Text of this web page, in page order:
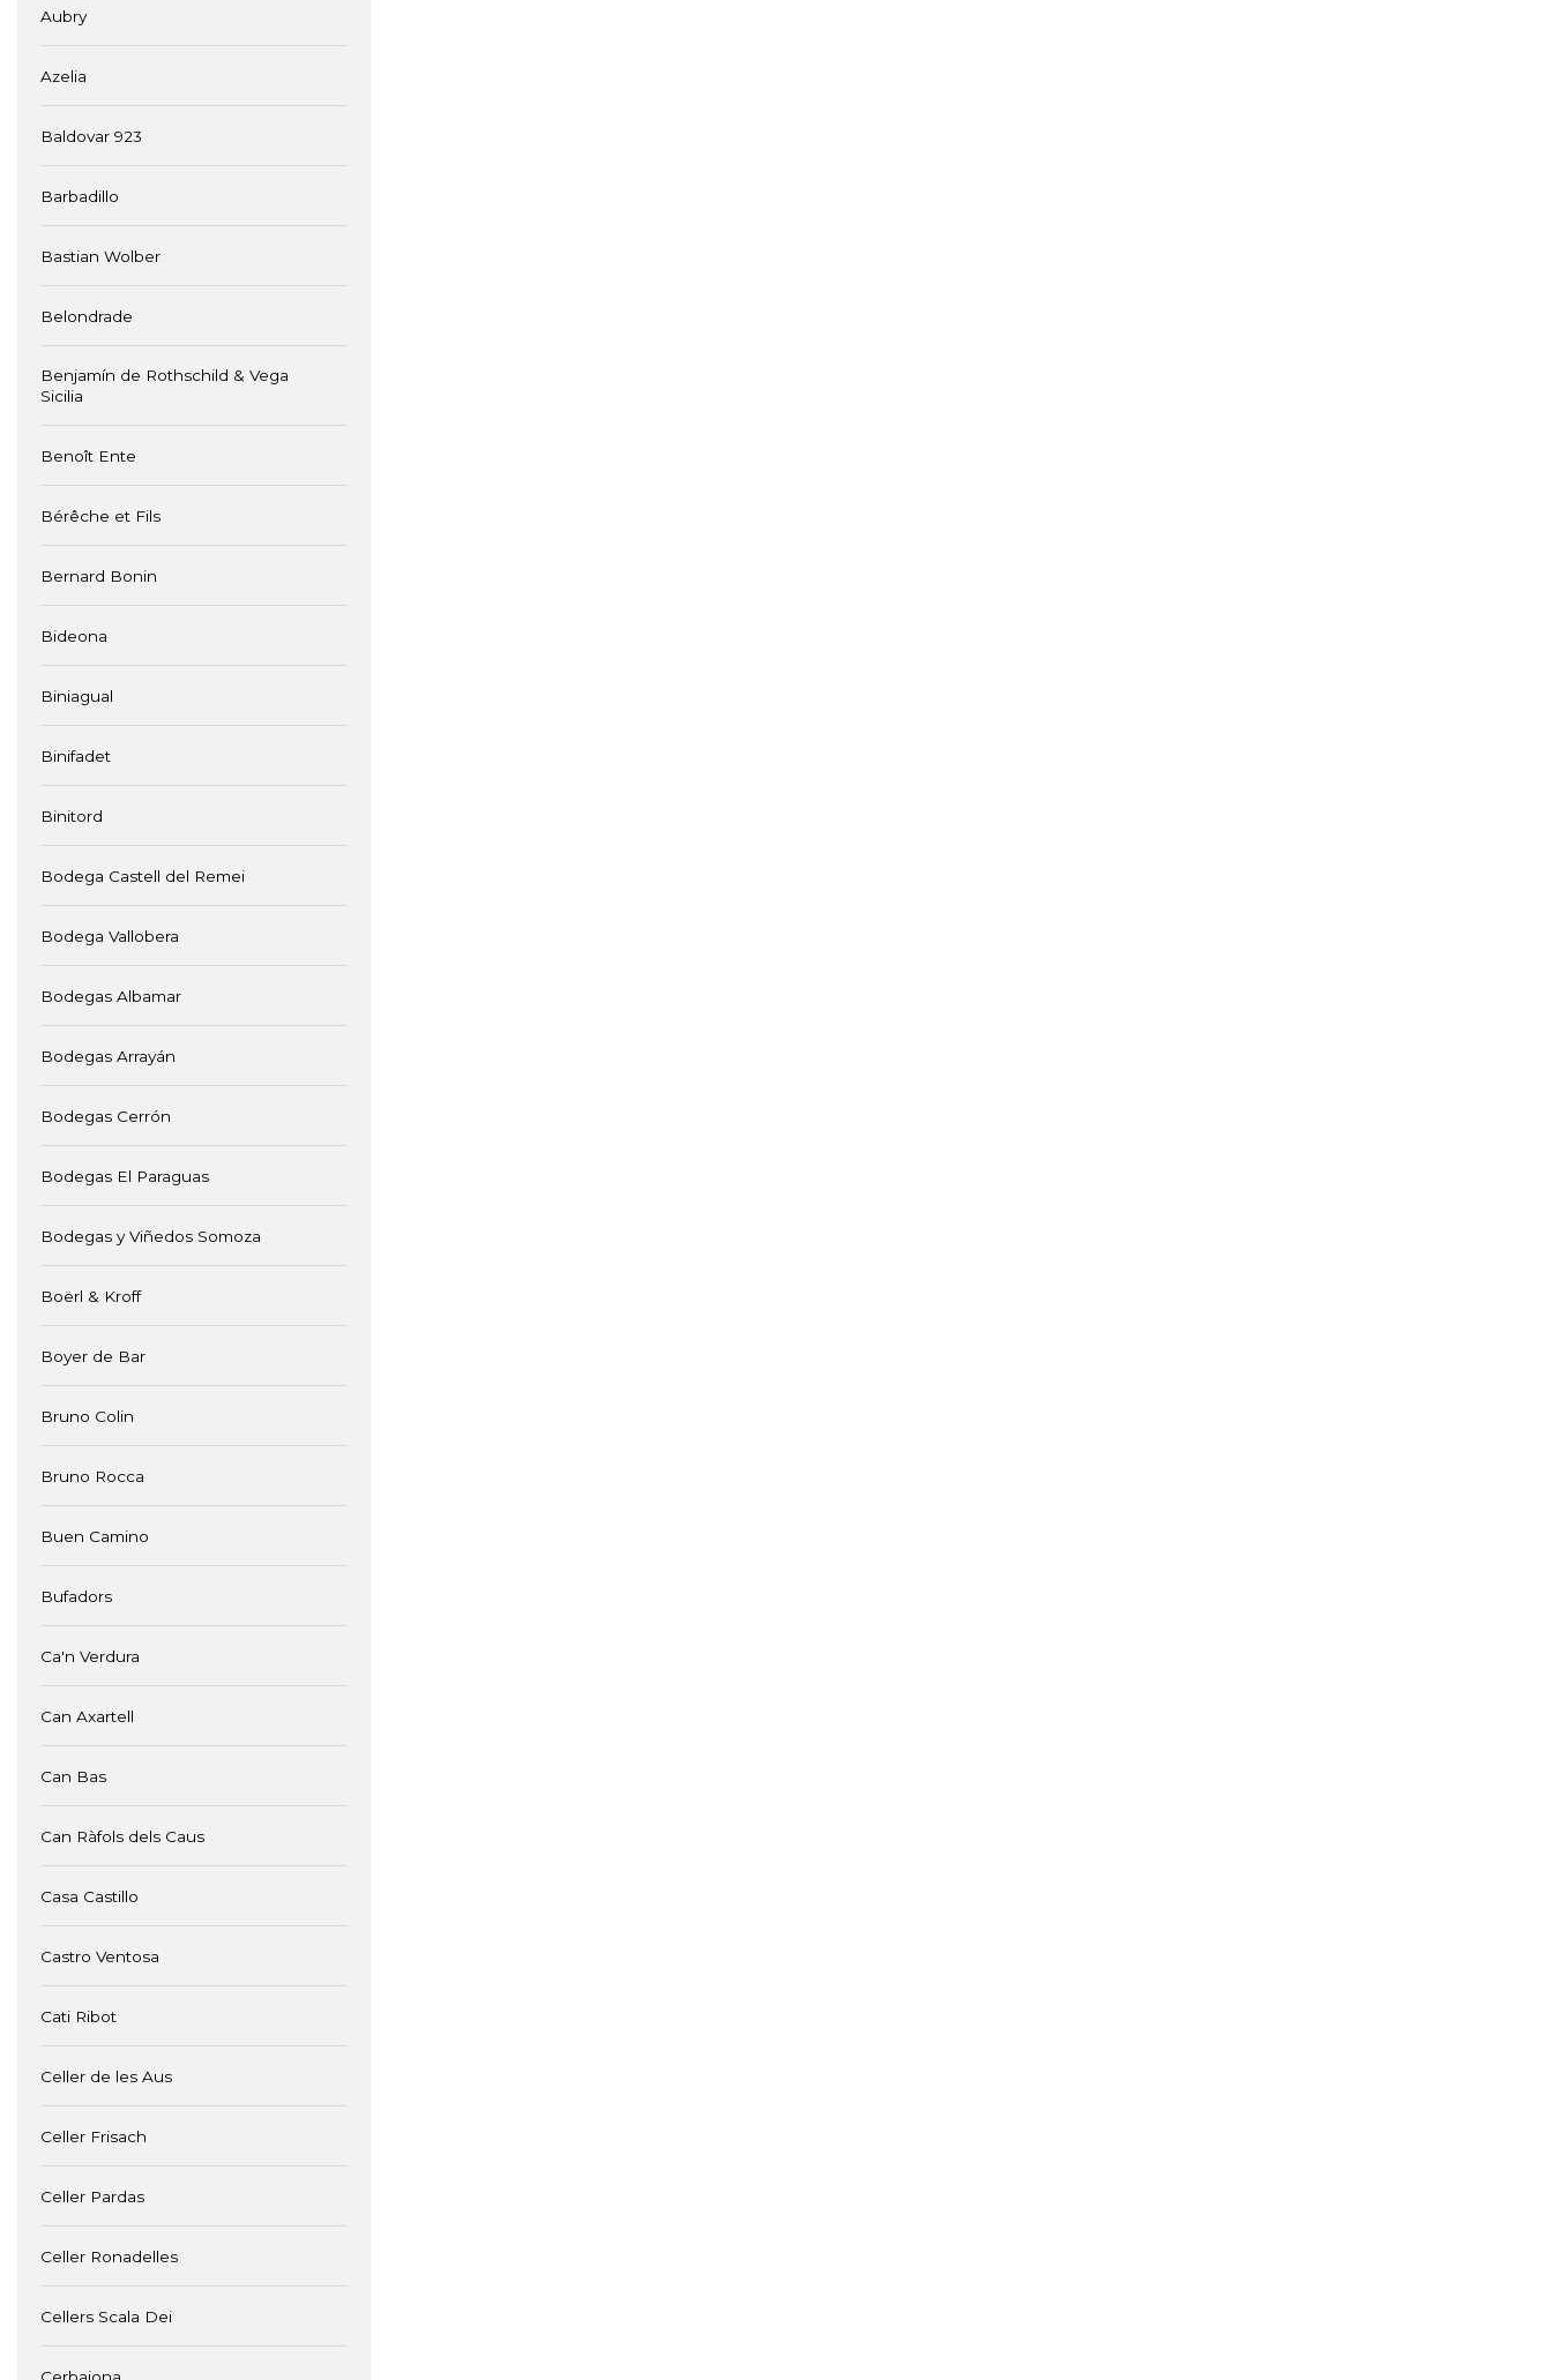
Aubry
Azelia
Baldovar 923
Barbadillo
Bastian Wolber
Belondrade
Benjamín de Rothschild & Vega
Sicilia
Benoît Ente
Bérêche et Fils
Bernard Bonin
Bideona
Biniagual
Binifadet
Binitord
Bodega Castell del Remei
Bodega Vallobera
Bodegas Albamar
Bodegas Arrayán
Bodegas Cerrón
Bodegas El Paraguas
Bodegas y Viñedos Somoza
Boërl & Kroff
Boyer de Bar
Bruno Colin
Bruno Rocca
Buen Camino
Bufadors
Ca'n Verdura
Can Axartell
Can Bas
Can Ràfols dels Caus
Casa Castillo
Castro Ventosa
Cati Ribot
Celler de les Aus
Celler Frisach
Celler Pardas
Celler Ronadelles
Cellers Scala Dei